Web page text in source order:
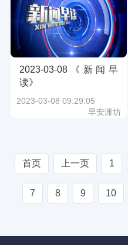
2023-03-08《新闻早
读》
2023-03-08 09:29:05
早安潍坊
首页 上一页 1
7 8 9 10